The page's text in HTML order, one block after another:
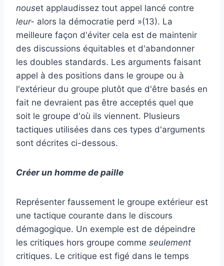
nouset applaudissez tout appel lancé contre
leur- alors la démocratie perd »(13). La
meilleure façon d'éviter cela est de maintenir
des discussions équitables et d'abandonner
les doubles standards. Les arguments faisant
appel à des positions dans le groupe ou à
l'extérieur du groupe plutôt que d'être basés en
fait ne devraient pas être acceptés quel que
soit le groupe d'où ils viennent. Plusieurs
tactiques utilisées dans ces types d'arguments
sont décrites ci-dessous.
Créer un homme de paille
Représenter faussement le groupe extérieur est
une tactique courante dans le discours
démagogique. Un exemple est de dépeindre
les critiques hors groupe comme seulement
critiques. Le critique est figé dans le temps